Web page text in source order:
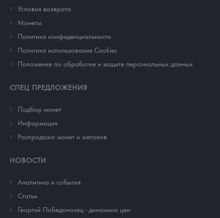
Условия возврата
Монеты
Политика конфиденциальности
Политика использования Cookies
Положение по обработке и защите персональных данных
СПЕЦ ПРЕДЛОЖЕНИЯ
Подбор монет
Информация
Распродажа монет и жетонов
НОВОСТИ
Аналитика и события
Cтатьи
Георгий Победоносец - динамика цен